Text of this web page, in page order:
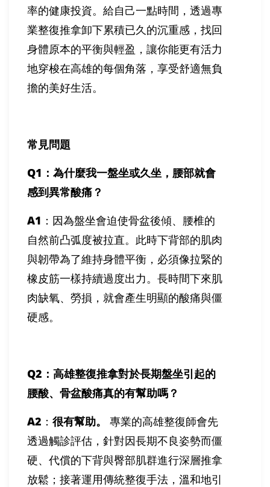
率的健康投資。給自己一點時間，透過專
業整復推拿卸下累積已久的沉重感，找回
身體原本的平衡與輕盈，讓你能更有活力
地穿梭在高雄的每個角落，享受舒適無負
擔的美好生活。
常見問題
Q1 ：為什麼我一盤坐或久坐，腰部就會
感到異常酸痛？
A1 ：因為盤坐會迫使骨盆後傾、腰椎的
自然前凸弧度被拉直。此時下背部的肌肉
與韌帶為了維持身體平衡，必須像拉緊的
橡皮筋一樣持續過度出力。長時間下來肌
肉缺氧、勞損，就會產生明顯的酸痛與僵
硬感。
Q2 ：高雄整復推拿對於長期盤坐引起的
腰酸、骨盆酸痛真的有幫助嗎？
A2 ： 很有幫助。
專業的高雄整復師會先
透過觸診評估，針對因長期不良姿勢而僵
硬、代償的下背與臀部肌群進行深層推拿
放鬆；接著運用傳統整復手法，溫和地引